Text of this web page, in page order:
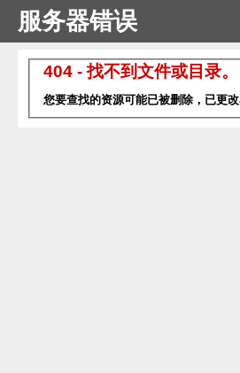
服务器错误
404 - 找不到文件或目录。
您要查找的资源可能已被删除，已更改